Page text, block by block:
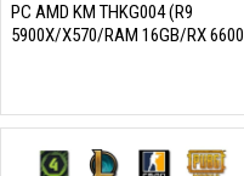
PC AMD KM THKG004 (R9
5900X/X570/RAM 16GB/RX 6600